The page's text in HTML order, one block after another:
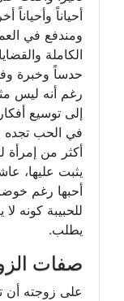
أحياناً وأحياناً
ومندفع في
الكاملة
حدساً وخبرة
رغم أنه ليس
إلى توسيع
في الحب تجده
أكثر من إمرأة
يثبت عليها،
أحبها رغم
للحبيبة كونه
يطلب.
صفات
على زوجته أن